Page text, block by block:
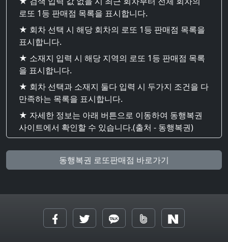
로또 1등 판매점 목록을 표시합니다.
★ 회차 선택 시 해당 회차의 로또 1등 판매점 목록을
표시합니다.
★ 소재지 입력 시 해당 지역의 로또 1등 판매점 목록
을 표시합니다.
★ 회차 선택과 소재지 둘다 입력 시 두가지 조건을 다
만족하는 목록을 표시합니다.
★ 자세한 정보는 아래 버튼으로 이동하여 동행복권
사이트에서 확인할 수 있습니다.(출처 - 동행복권)
동행복권 로또판매점 바로가기